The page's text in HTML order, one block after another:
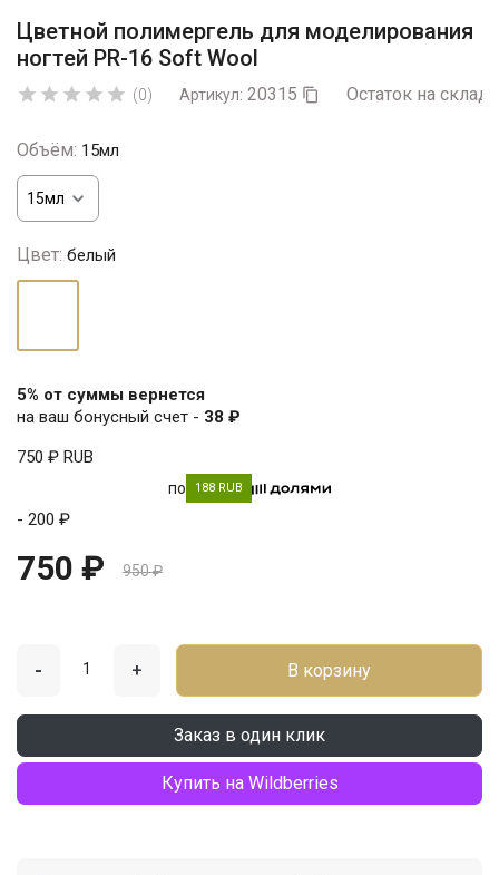
Цветной полимергель для моделирования
ногтей PR-16 Soft Wool
     (0) Артикул: 20315  Остаток на
Объём: 15мл
Цвет: белый
5% от суммы вернется
на ваш бонусный счет - 38 ₽
750 ₽ RUB
по 188 RUB
- 200 ₽
750 ₽ 950 ₽
- + В корзину
Заказ в один клик
Купить на Wildberries